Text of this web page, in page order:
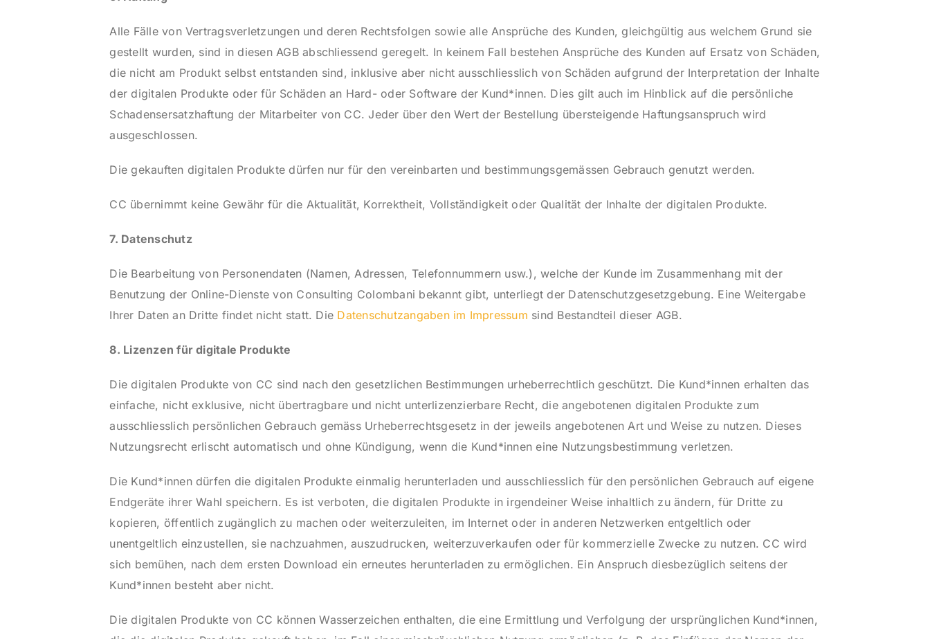
Alle Fälle von Vertragsverletzungen und deren Rechtsfolgen sowie alle Ansprüche des Kunden, gleichgültig aus welchem Grund sie
gestellt wurden, sind in diesen AGB abschliessend geregelt. In keinem Fall bestehen Ansprüche des Kunden auf Ersatz von Schäden,
die nicht am Produkt selbst entstanden sind, inklusive aber nicht ausschliesslich von Schäden aufgrund der Interpretation der Inhalte
der digitalen Produkte oder für Schäden an Hard- oder Software der Kund*innen. Dies gilt auch im Hinblick auf die persönliche
Schadensersatzhaftung der Mitarbeiter von CC. Jeder über den Wert der Bestellung übersteigende Haftungsanspruch wird
ausgeschlossen.
Die gekauften digitalen Produkte dürfen nur für den vereinbarten und bestimmungsgemässen Gebrauch genutzt werden.
CC übernimmt keine Gewähr für die Aktualität, Korrektheit, Vollständigkeit oder Qualität der Inhalte der digitalen Produkte.
7. Datenschutz
Die Bearbeitung von Personendaten (Namen, Adressen, Telefonnummern usw.), welche der Kunde im Zusammenhang mit der
Benutzung der Online-Dienste von Consulting Colombani bekannt gibt, unterliegt der Datenschutzgesetzgebung. Eine Weitergabe
Ihrer Daten an Dritte findet nicht statt. Die Datenschutzangaben im Impressum sind Bestandteil dieser AGB.
8. Lizenzen für digitale Produkte
Die digitalen Produkte von CC sind nach den gesetzlichen Bestimmungen urheberrechtlich geschützt. Die Kund*innen erhalten das
einfache, nicht exklusive, nicht übertragbare und nicht unterlizenzierbare Recht, die angebotenen digitalen Produkte zum
ausschliesslich persönlichen Gebrauch gemäss Urheberrechtsgesetz in der jeweils angebotenen Art und Weise zu nutzen. Dieses
Nutzungsrecht erlischt automatisch und ohne Kündigung, wenn die Kund*innen eine Nutzungsbestimmung verletzen.
Die Kund*innen dürfen die digitalen Produkte einmalig herunterladen und ausschliesslich für den persönlichen Gebrauch auf eigene
Endgeräte ihrer Wahl speichern. Es ist verboten, die digitalen Produkte in irgendeiner Weise inhaltlich zu ändern, für Dritte zu
kopieren, öffentlich zugänglich zu machen oder weiterzuleiten, im Internet oder in anderen Netzwerken entgeltlich oder
unentgeltlich einzustellen, sie nachzuahmen, auszudrucken, weiterzuverkaufen oder für kommerzielle Zwecke zu nutzen. CC wird
sich bemühen, nach dem ersten Download ein erneutes herunterladen zu ermöglichen. Ein Anspruch diesbezüglich seitens der
Kund*innen besteht aber nicht.
Die digitalen Produkte von CC können Wasserzeichen enthalten, die eine Ermittlung und Verfolgung der ursprünglichen Kund*innen,